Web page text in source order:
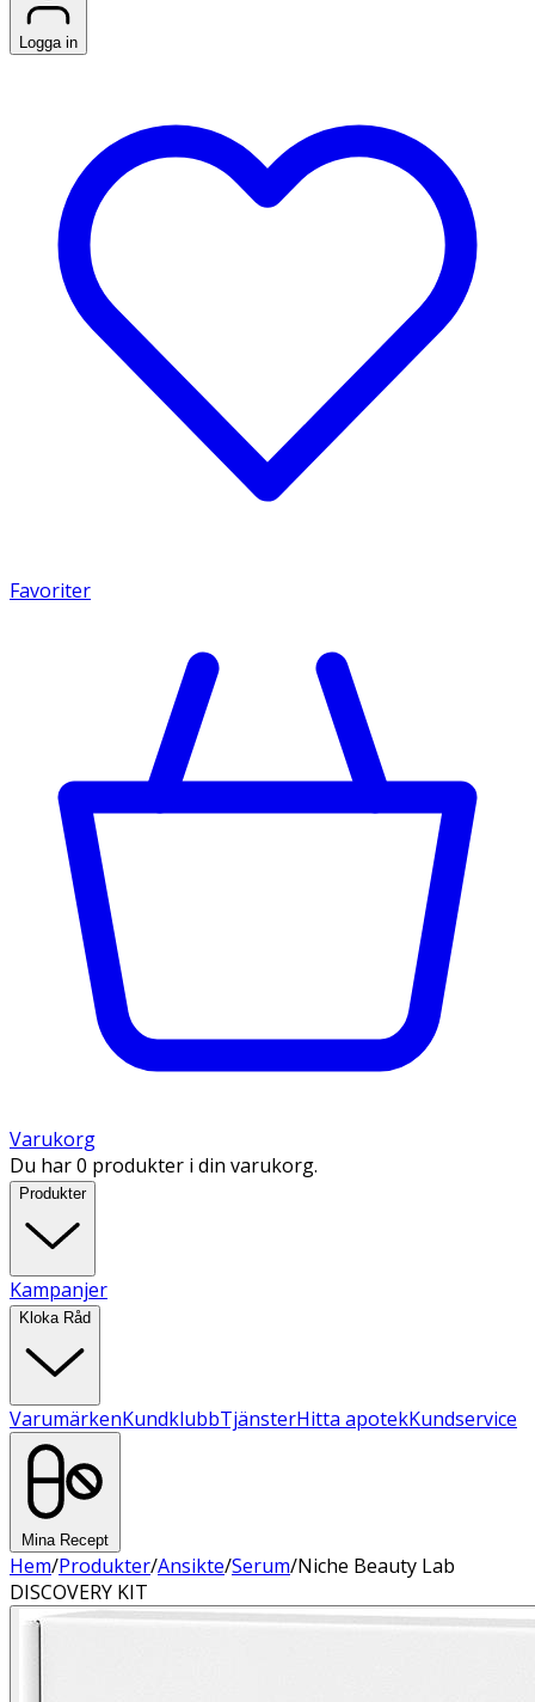
Logga in
Favoriter
Varukorg
Du har 0 produkter i din varukorg.
Produkter
Kampanjer
Kloka Råd
VarumärkenKundklubbTjänsterHitta apotekKundservice
Mina Recept
Hem/Produkter/Ansikte/Serum/Niche Beauty Lab
DISCOVERY KIT